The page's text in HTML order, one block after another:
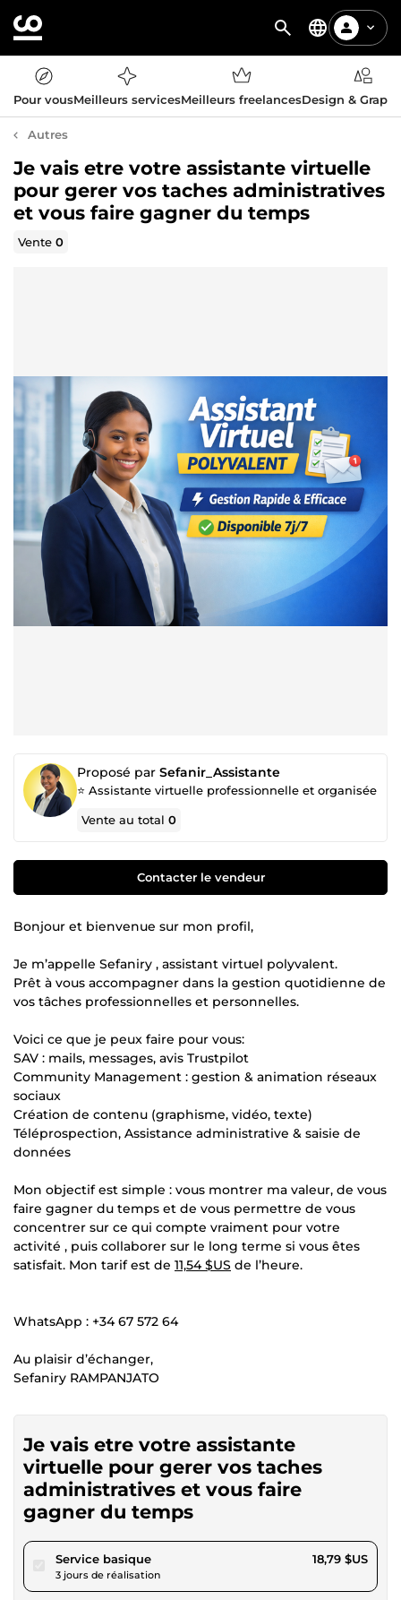
Pour vousMeilleurs servicesMeilleurs freelancesDesign &
Autres
Je vais etre votre assistante virtuelle
pour gerer vos taches administratives
et vous faire gagner du temps
Vente0
Proposé par Sefanir_Assistante
⭐ Assistante virtuelle professionnelle et organisée
Vente au total0
Contacter le vendeur
Bonjour et bienvenue sur mon profil,
Je m’appelle Sefaniry , assistant virtuel polyvalent.
Prêt à vous accompagner dans la gestion quotidienne de
vos tâches professionnelles et personnelles.
Voici ce que je peux faire pour vous:
SAV : mails, messages, avis Trustpilot
Community Management : gestion & animation réseaux
sociaux
Création de contenu (graphisme, vidéo, texte)
Téléprospection, Assistance administrative & saisie de
données
Mon objectif est simple : vous montrer ma valeur, de vous
faire gagner du temps et de vous permettre de vous
concentrer sur ce qui compte vraiment pour votre
activité , puis collaborer sur le long terme si vous êtes
satisfait. Mon tarif est de 11,54 $US de l’heure.
WhatsApp : +34 67 572 64
Au plaisir d’échanger,
Sefaniry RAMPANJATO
Je vais etre votre assistante
virtuelle pour gerer vos taches
administratives et vous faire
gagner du temps
Service basiquepour 17,32 $US
3 jours de réalisation
18,79 $US